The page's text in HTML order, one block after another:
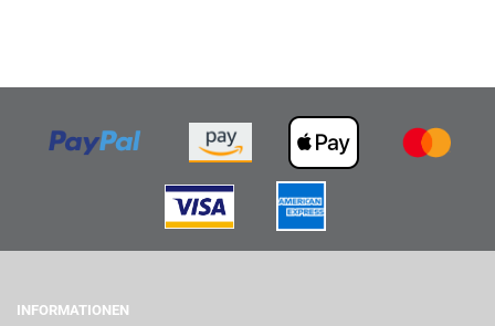
INFORMATIONEN